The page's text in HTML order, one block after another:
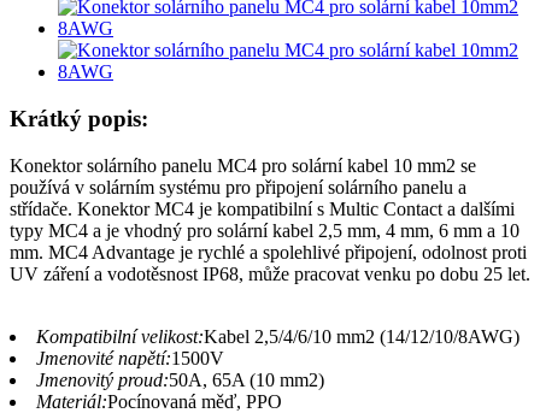
Krátký popis:
Konektor solárního panelu MC4 pro solární kabel 10 mm2 se
používá v solárním systému pro připojení solárního panelu a
střídače. Konektor MC4 je kompatibilní s Multic Contact a dalšími
typy MC4 a je vhodný pro solární kabel 2,5 mm, 4 mm, 6 mm a 10
mm. MC4 Advantage je rychlé a spolehlivé připojení, odolnost proti
UV záření a vodotěsnost IP68, může pracovat venku po dobu 25 let.
Kompatibilní velikost:Kabel 2,5/4/6/10 mm2 (14/12/10/8AWG)
Jmenovité napětí:1500V
Jmenovitý proud:50A, 65A (10 mm2)
Materiál:Pocínovaná měď, PPO